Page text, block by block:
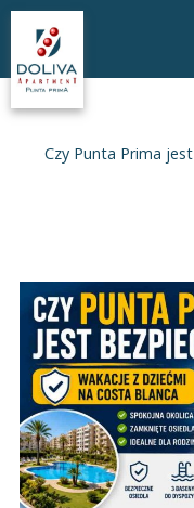
Czy Punta Prima